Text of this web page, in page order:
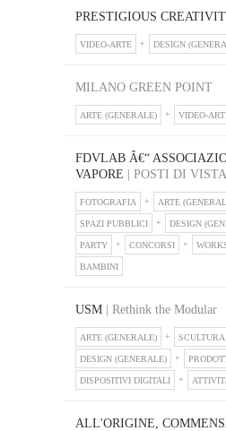
PRESTIGIOUS
VIDEO-ARTE DESIGN
MILANO GREEN POINT
ARTE (GENERALE) VIDEO-
FDVLAB Â€“
VAPORE | POSTI DI
FOTOGRAFIA ARTE
SPAZI PUBBLICI DESIGN
PARTY CONCORSI
BAMBINI
USM | Rethink the Modular
ARTE (GENERALE) SCULTURA
DESIGN (GENERALE)
DISPOSITIVI DIGITALI
ALL'ORIGINE,